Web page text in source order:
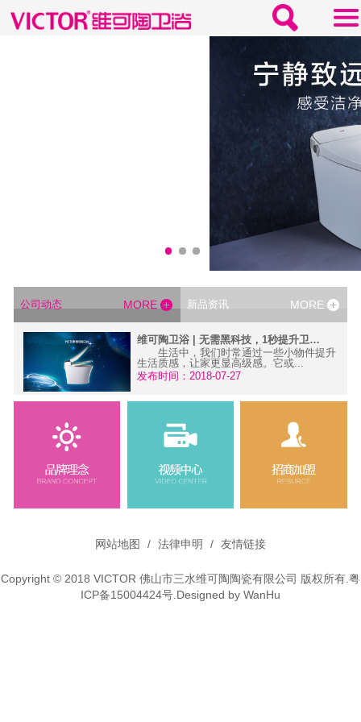
MORE
公司动态 MORE
新品资讯
维可陶卫浴 | 无需黑科技，1秒提升卫浴间高级感
生活中，我们时常通过一些小物件提升
生活质感，让家更显高级感。它或...
发布时间：2018-07-27
维可陶微铅龙头---环保·健康
染，人们越来越关注外在环境为健...
发布时间：2015-11-30
网站地图 / 法律申明 / 友情链接
Copyright © 2018 VICTOR 佛山市三水维可陶陶瓷有限公司 版权所有. 粤
ICP备15004424号 .Designed by WanHu